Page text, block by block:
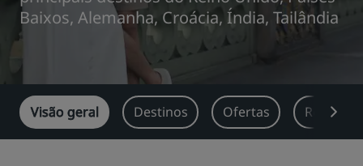
Marcas afiliadas na China
Baixos, Alemanha, Croácia, Índia, Tailândia
e China.
Visão geral Destinos Ofertas